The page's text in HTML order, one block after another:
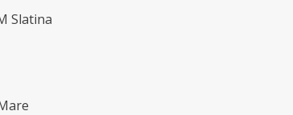
Slatina